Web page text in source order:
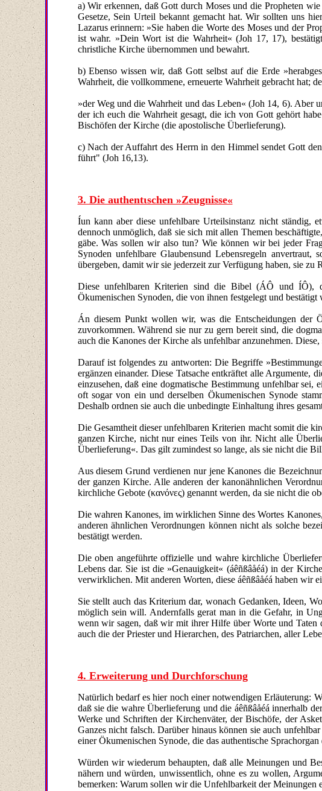
a) Wir erkennen, daß Gott durch Moses und die Propheten
Gesetze, Sein Urteil bekannt gemacht hat. Wir sollten uns
Lazarus erinnern: »Sie haben die Worte des Moses und der
ist wahr. »Dein Wort ist die Wahrheit« (Joh 17, 17),
christliche Kirche übernommen und bewahrt.
b) Ebenso wissen wir, daß Gott selbst auf die Erde
Wahrheit, die vollkommene, erneuerte Wahrheit gebracht hat;
»der Weg und die Wahrheit und das Leben« (Joh 14, 6). Aber
der ich euch die Wahrheit gesagt, die ich von Gott gehört
Bischöfen der Kirche (die apostolische Überlieferung).
c) Nach der Auffahrt des Herrn in den Himmel sendet Gott
führt" (Joh 16,13).
3. Die authentιschen »Zeugnisse«
Íun kann aber diese unfehlbare Urteilsinstanz nicht ständig,
dennoch unmöglich, daß sie sich mit allen Themen
gäbe. Was sollen wir also tun? Wie können wir bei jeder
Synoden unfehlbare Glaubensund Lebensregeln
übergeben, damit wir sie jederzeit zur Verfügung haben, sie
Diese unfehlbaren Kriterien sind die Bibel (ÁÔ und ÍÔ),
Ökumenischen Synoden, die von ihnen festgelegt und bestätigt
Án diesem Punkt wollen wir, was die Entscheidungen der
zuvorkommen. Während sie nur zu gern bereit sind, die
auch die Kanones der Kirche als unfehlbar anzunehmen.
Darauf ist folgendes zu antworten: Die Begriffe
ergänzen einander. Diese Tatsache entkräftet alle Argumente,
einzusehen, daß eine dogmatische Bestimmung unfehlbar
oft sogar von ein und derselben Ökumenischen Synode
Deshalb ordnen sie auch die unbedingte Einhaltung ihres
Die Gesamtheit dieser unfehlbaren Kriterien macht somit die
ganzen Kirche, nicht nur eines Teils von ihr. Nicht alle
Überlieferung«. Das gilt zumindest so lange, als sie nicht die
Aus diesem Grund verdienen nur jene Kanones die
der ganzen Kirche. Alle anderen der kanonähnlichen
kirchliche Gebote (κανόνες) genannt werden, da sie nicht die
Die wahren Kanones, im wirklichen Sinne des Wortes
anderen ähnlichen Verordnungen können nicht als solche
bestätigt werden.
Die oben angeführte offizielle und wahre kirchliche
Lebens dar. Sie ist die »Genauigkeit« (áêñßâåéá) in der
verwirklichen. Mit anderen Worten, diese áêñßâåéá haben wir
Sie stellt auch das Kriterium dar, wonach Gedanken, Ideen,
möglich sein will. Andernfalls gerat man in die Gefahr, in
wenn wir sagen, daß wir mit ihrer Hilfe über Worte und Taten
auch die der Priester und Hierarchen, des Patriarchen, aller
4. Erweiterung und Durchforschung
Natürlich bedarf es hier noch einer notwendigen Erläuterung:
daß sie die wahre Überlieferung und die áêñßâåéá innerhalb
Werke und Schriften der Kirchenväter, der Bischöfe, der
Ganzes nicht falsch. Darüber hinaus können sie auch
einer Ökumenischen Synode, die das authentische
Würden wir wiederum behaupten, daß alle Meinungen und
nähern und würden, unwissentlich, ohne es zu wollen,
bemerken: Warum sollen wir die Unfehlbarkeit der Meinungen